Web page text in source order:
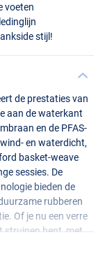
voeten
stijl!
de prestaties van
aan de waterkant
en de PFAS-
en waterdicht,
basket-weave
sessies. De
bieden de
rubberen
Of je nu een verre
struinen bent, met
zonder in te